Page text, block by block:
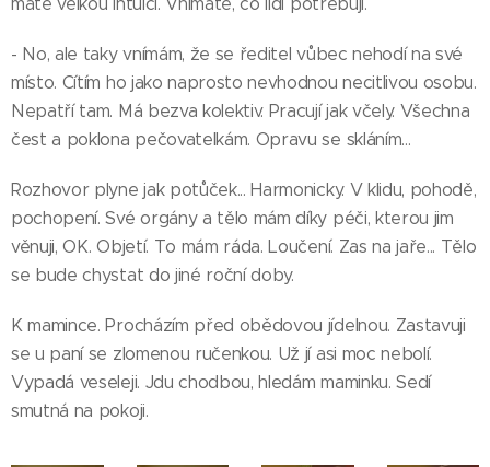
- No, ale taky vnímám, že se ředitel vůbec nehodí na své
místo. Cítím ho jako naprosto nevhodnou necitlivou osobu.
Nepatří tam. Má bezva kolektiv. Pracují jak včely. Všechna
čest a poklona pečovatelkám. Opravu se skláním...
Rozhovor plyne jak potůček... Harmonicky. V klidu, pohodě,
pochopení. Své orgány a tělo mám díky péči, kterou jim
věnuji, OK. Objetí. To mám ráda. Loučení. Zas na jaře... Tělo
se bude chystat do jiné roční doby.
K mamince. Procházím před obědovou jídelnou. Zastavuji
se u paní se zlomenou ručenkou. Už jí asi moc nebolí.
Vypadá veseleji. Jdu chodbou, hledám maminku. Sedí
smutná na pokoji.